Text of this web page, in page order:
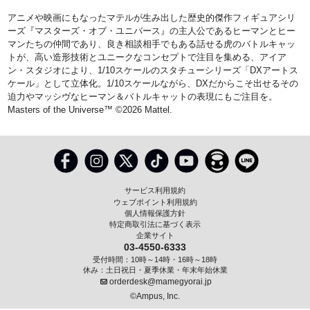
アニメや映画にもなったマテルが生み出した歴史的傑作フィギュアシリ
ーズ『マスターズ・オブ・ユニバース』の主人公であるヒーマンとヒー
マンたちの仲間であり、良き相談相手でもある話せる虎のバトルキャッ
トが、高い造形技術とユニークなコンセプトで注目を集める、アイア
ン・スタジオにより、1/10スケールのスタチューシリーズ「DXアートス
ケール」として立体化。1/10スケールながら、DXだからこそ出せるその
迫力やマッシヴなヒーマン＆バトルキャットの表現にもご注目を。
Masters of the Universe™ ©2026 Mattel.
サービス利用規約
ウェブポイント利用規約
個人情報保護方針
特定商取引法に基づく表示
企業サイト
03-4550-6333
受付時間：10時～14時・16時～18時
休み：土日祝日・夏季休業・年末年始休業
orderdesk@mamegyorai.jp
©Ampus, Inc.